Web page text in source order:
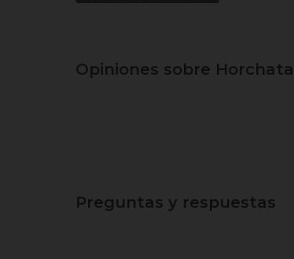
Opiniones sobre Horchata
Preguntas y respuestas